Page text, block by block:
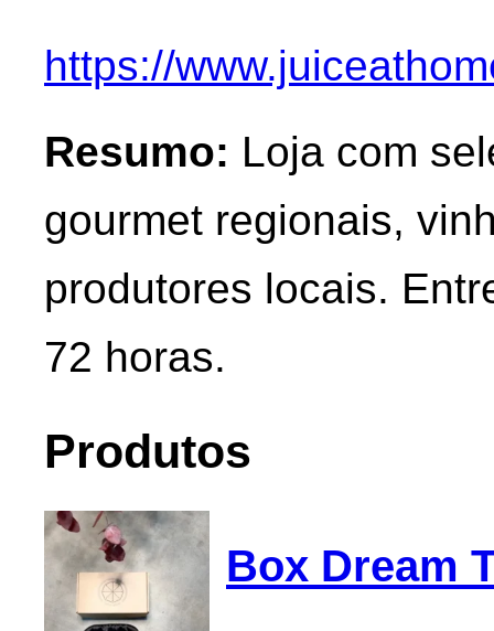
https://
Resumo: Loja com
gourmet regionais,
produtores locais.
72 horas.
Produtos
Box Dream